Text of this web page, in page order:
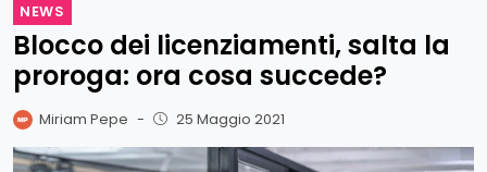
NEWS
Blocco dei licenziamenti, salta la
proroga: ora cosa succede?
Miriam Pepe - 25 Maggio 2021